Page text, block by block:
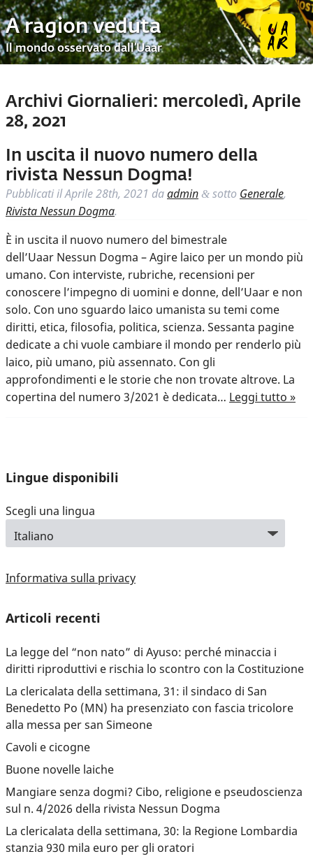
A ragion veduta
Il mondo osservato dall’Uaar
Archivi Giornalieri: mercoledì, Aprile
28, 2021
In uscita il nuovo numero della
rivista Nessun Dogma!
Pubblicati ilAprile 28th, 2021 daadmin & sotto Generale,
Rivista Nessun Dogma.
È in uscita il nuovo numero del bimestrale
dell’Uaar Nessun Dogma – Agire laico per un mondo più
umano. Con interviste, rubriche, recensioni per
conoscere l’impegno di uomini e donne, dell’Uaar e non
solo. Con uno sguardo laico umanista su temi come
diritti, etica, filosofia, politica, scienza. Sessanta pagine
dedicate a chi vuole cambiare il mondo per renderlo più
laico, più umano, più assennato. Con gli
approfondimenti e le storie che non trovate altrove. La
copertina del numero 3/2021 è dedicata… Leggi tutto »
Lingue disponibili
Scegli una lingua
Informativa sulla privacy
Articoli recenti
La legge del “non nato” di Ayuso: perché minaccia i
diritti riproduttivi e rischia lo scontro con la Costituzione
La clericalata della settimana, 31: il sindaco di San
Benedetto Po (MN) ha presenziato con fascia tricolore
alla messa per san Simeone
Cavoli e cicogne
Buone novelle laiche
Mangiare senza dogmi? Cibo, religione e pseudoscienza
sul n. 4/2026 della rivista Nessun Dogma
La clericalata della settimana, 30: la Regione Lombardia
stanzia 930 mila euro per gli oratori